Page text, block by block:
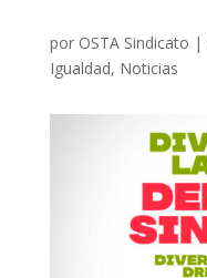
por OSTA Sindicato |
Igualdad, Noticias